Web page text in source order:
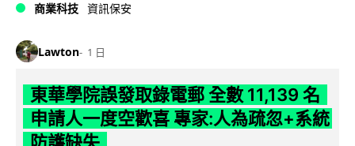
商業科技 資訊保安
Lawton 1 日
東華學院誤發取錄電郵 全數 11,139 名
申請人一度空歡喜 專家:人為疏忽+系統